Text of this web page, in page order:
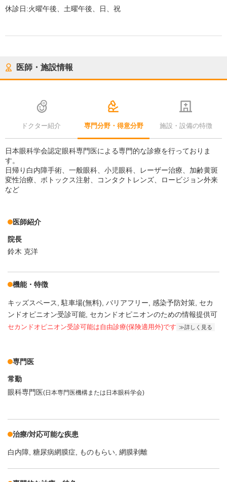
休診日:火曜午後、土曜午後、日、祝
医師・施設情報
ドクター紹介 専門分野・得意分野 施設・設備の特徴
日本眼科学会認定眼科専門医による専門的な診療を行っておりま
す。
日帰り白内障手術、一般眼科、小児眼科、レーザー治療、加齢黄斑
変性治療、ボトックス注射、コンタクトレンズ、ロービジョン外来
など
医師紹介
院長
鈴木 克洋
機能・特徴
キッズスペース 駐車場(無料) バリアフリー 感染予防対策 セカ
ンドオピニオン受診可能 セカンドオピニオンのための情報提供可
セカンドオピニオン受診可能は自由診療(保険適用外)です 詳しく見る
専門医
常勤
眼科専門医(日本専門医機構または日本眼科学会)
治療/対応可能な疾患
白内障 糖尿病網膜症 ものもらい 網膜剥離